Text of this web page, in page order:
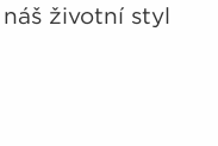
životní styl